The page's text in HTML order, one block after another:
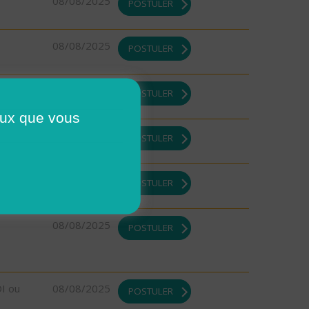
POSTULER
08/08/2025 POSTULER
POSTULER
POSTULER
POSTULER
08/08/2025 POSTULER
ou
08/08/2025 POSTULER
que vous